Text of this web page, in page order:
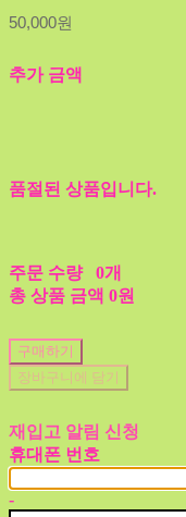
50,000원
추가 금액
품절된 상품입니다.
주문 수량
0개
총 상품 금액 0원
구매하기
장바구니에 담기
재입고 알림 신청
휴대폰 번호
-